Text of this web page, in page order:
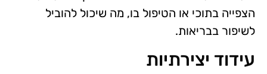
הצפייה בתוכי או הטיפול בו, מה שיכול להוביל
לשיפור בבריאות.
עידוד יצירתיות